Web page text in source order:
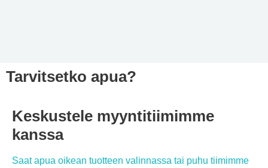
Tarvitsetko apua?
Keskustele myyntitiimimme
kanssa
Saat apua oikean tuotteen valinnassa tai puhu tiimimme